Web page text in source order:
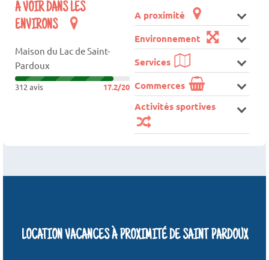
A VOIR DANS LES
ENVIRONS
Maison du Lac de Saint-
Pardoux
312 avis 17.2/20
A proximité
Environnement
Services
Commerces
Activités sportives
LOCATION VACANCES À PROXIMITÉ DE SAINT PARDOUX